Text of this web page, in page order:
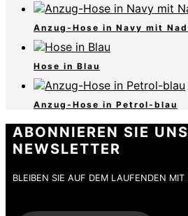
Anzug-Hose in Navy mit
Hose in Blau
Anzug-Hose in Petrol-blau
ABONNIEREN SIE
NEWSLETTER
BLEIBEN SIE AUF DEM LAUFENDEN MIT